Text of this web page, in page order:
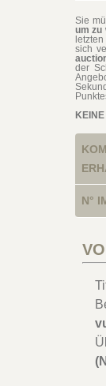
Sie
um zu
letzten
sich
der
N°